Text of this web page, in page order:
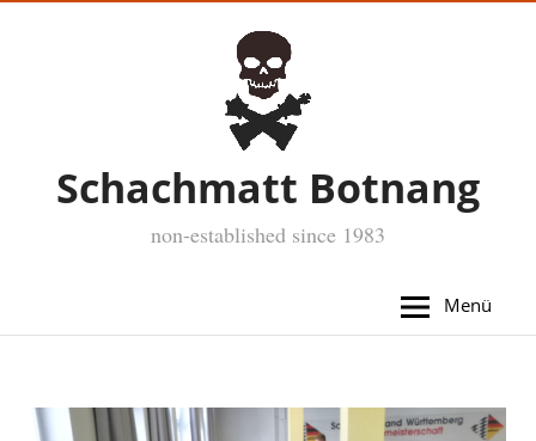
Schachmatt Botnang
non-established since 1983
Menü